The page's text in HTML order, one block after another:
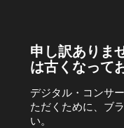
申し訳ありま
は古くなって
デジタル・コンサ
ただくために、ブ
い。